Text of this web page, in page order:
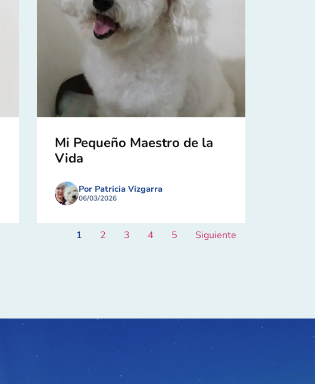
Mi Pequeño Maestro de la
Vida
Por Patricia Vizgarra
06/03/2026
1 2 3 4 5 Siguiente